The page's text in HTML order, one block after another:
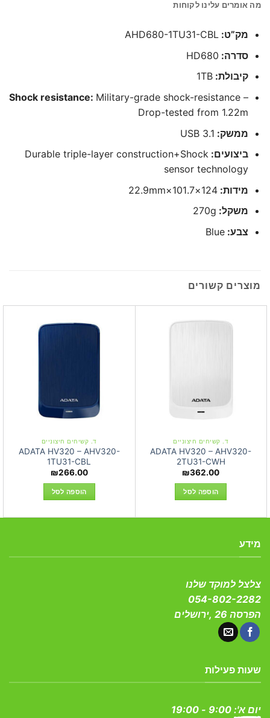
מה אומרים עלינו לקוחות
מק”ט: AHD680-1TU31-CBL
סדרה: HD680
קיבולת: 1TB
Shock resistance: Military-grade shock-resistance –
Drop-tested from 1.22m
ממשק: USB 3.1
ביצועים: Durable triple-layer construction+Shock
sensor technology
מידות: 124×101.7×22.9mm
משקל: 270g
צבע: Blue
מוצרים קשורים
ד. קשיחים חיצוניים
ADATA HV320 – AHV320-
2TU31-CWH
₪362.00
הוספה לסל
ד. קשיחים חיצוניים
ADATA HV320 – AHV320-
1TU31-CBL
₪266.00
הוספה לסל
מידע
צלצל למוקד שלנו
054-802-2282
הפרסה 26 ,ירושלים
שעות פעילות
יום א':